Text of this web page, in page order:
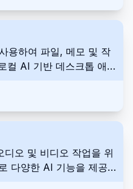
용하여 파일, 메모 및 작
컬 AI 기반 데스크톱 애
오 및 비디오 작업을 위
다양한 AI 기능을 제공